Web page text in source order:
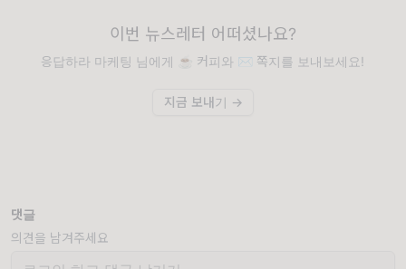
이번 뉴스레터 어떠셨나요?
응답하라 마케팅 님에게 ☕️ 커피와 ✉️ 쪽지를 보내보세요!
지금 보내기 →
댓글
의견을 남겨주세요